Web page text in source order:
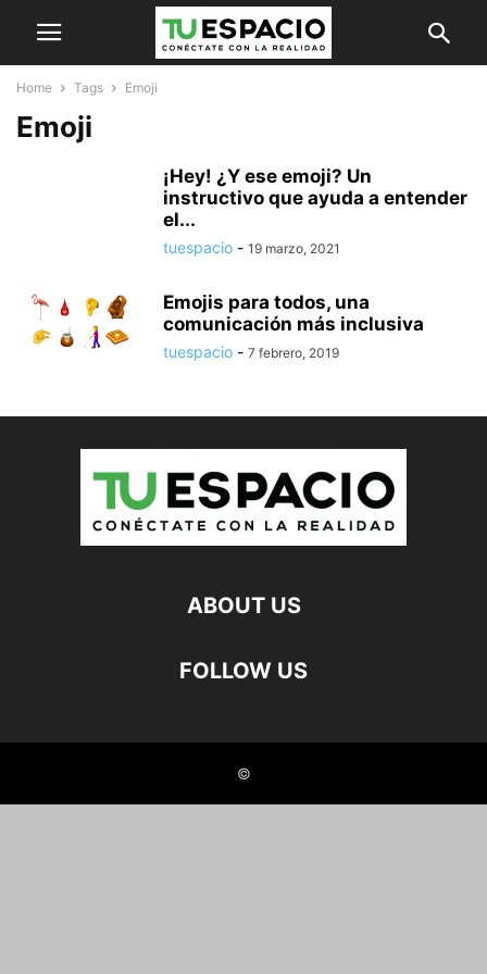
Home Tags Emoji
Emoji
¡Hey! ¿Y ese emoji? Un
instructivo que ayuda a entender
el...
tuespacio - 19 marzo, 2021
Emojis para todos, una
comunicación más inclusiva
tuespacio - 7 febrero, 2019
ABOUT US
FOLLOW US
©